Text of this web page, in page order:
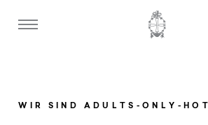
WIR SIND ADULTS-ONLY-